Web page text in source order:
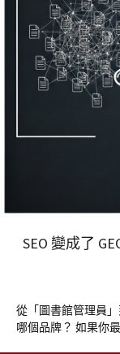
SEO 變成了
從「圖書館管理員
哪個品牌？ 如果你